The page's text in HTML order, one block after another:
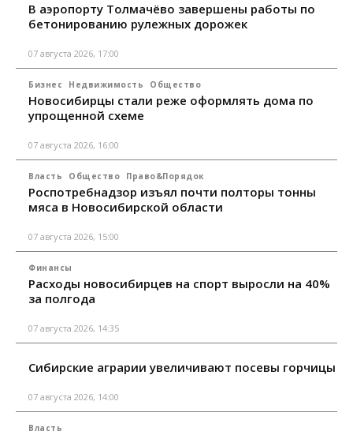
В аэропорту Толмачёво завершены работы по
бетонированию рулежных дорожек
07 августа 2026, 17:00
Бизнес Недвижимость Общество
Новосибирцы стали реже оформлять дома по
упрощенной схеме
07 августа 2026, 16:00
Власть Общество Право&Порядок
Роспотребнадзор изъял почти полторы тонны
мяса в Новосибирской области
07 августа 2026, 15:00
Финансы
Расходы новосибирцев на спорт выросли на 40%
за полгода
07 августа 2026, 14:35
Сибирские аграрии увеличивают посевы горчицы
07 августа 2026, 14:00
Власть